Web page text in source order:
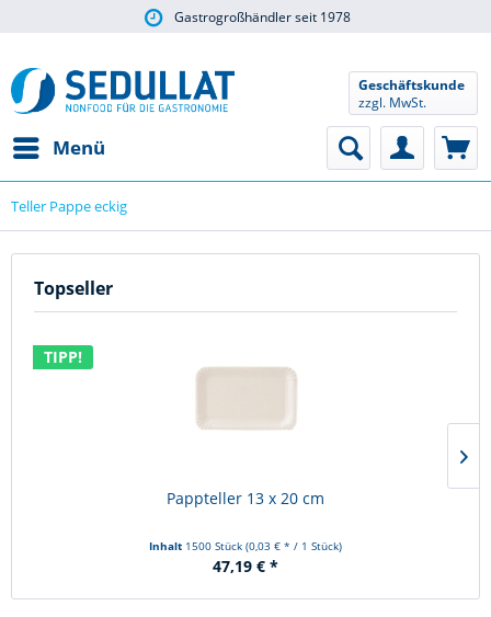
Gastrogroßhändler seit 1978
über 5.000 Artikel
Menü
Geschäftskunde
zzgl. MwSt.
Teller Pappe eckig
Topseller
TIPP!
Pappteller 13 x 20 cm
Inhalt 1500 Stück (0,03 € * / 1 Stück)
47,19 € *